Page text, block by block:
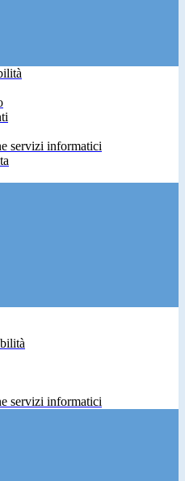
servizi informatici
servizi informatici